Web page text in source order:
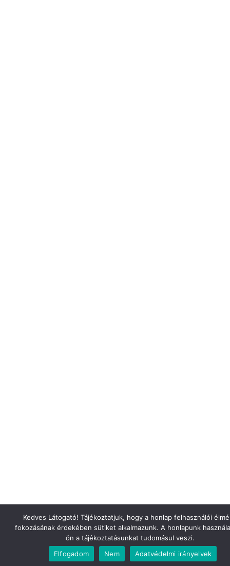
Kedves Látogató! Tájékoztatjuk, hogy a honlap felhasználói
fokozásának érdekében sütiket alkalmazunk. A honlapunk
ön a tájékoztatásunkat tudomásul veszi.
Elfogadom
Nem Adatvédelmi irányelvek